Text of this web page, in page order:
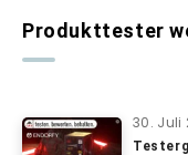
Produkttester
30. Juli